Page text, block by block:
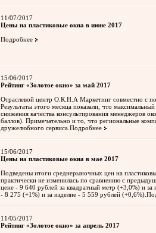
11/07/2017
Цены на пластиковые окна в июне 2017
Подробнее
15/06/2017
Рейтинг «Золотое окно» за май 2017
Отраслевой центр О.К.Н.А Маркетинг совместно с
Результаты этого месяца показали, что
снижения качества консультирования менеджеров
баллов). Примечательно и то, что региональные
дружелюбного сервиса. Подробнее
15/06/2017
Цены на пластиковые окна в мае 2017
Подведены итоги среднерыночных цен на
практически не изменилась по сравнению с
цене - 9 640 рублей за квадратный метр (+3,0%) и
- 8 275 (+1%) и за изделие - 5 559 рублей (+0,6%).
11/05/2017
Рейтинг «Золотое окно» за апрель 2017